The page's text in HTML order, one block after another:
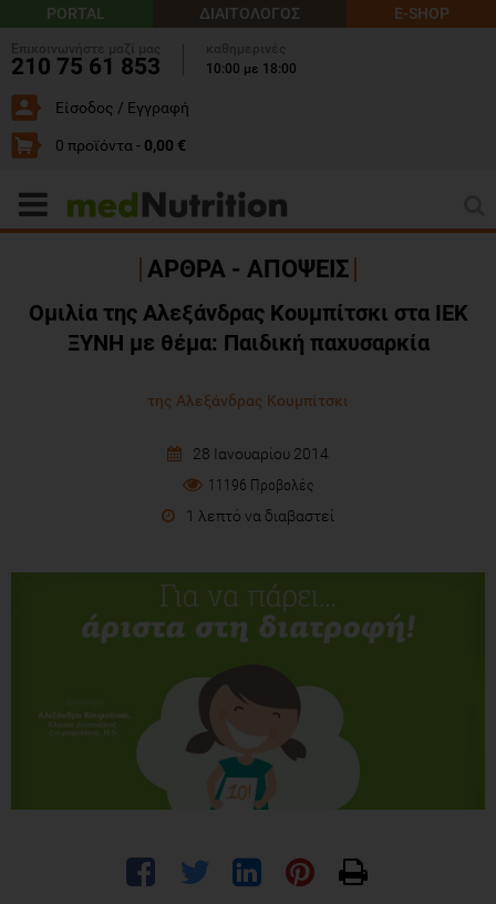
PORTAL ΔΙΑΙΤΟΛΟΓΟΣ E-SHOP
210 75 61 853
10:00 με 18:00
Είσοδος / Εγγραφή
0 προϊόντα - 0,00 €
ΑΡΘΡΑ - ΑΠΟΨΕΙΣ
Ομιλία της Αλεξάνδρας Κουμπίτσκι στα ΙΕΚ
ΞΥΝΗ με θέμα: Παιδική παχυσαρκία
της Αλεξάνδρας Κουμπίτσκι
28 Ιανουαρίου 2014
11196 Προβολές
1 λεπτό να διαβαστεί